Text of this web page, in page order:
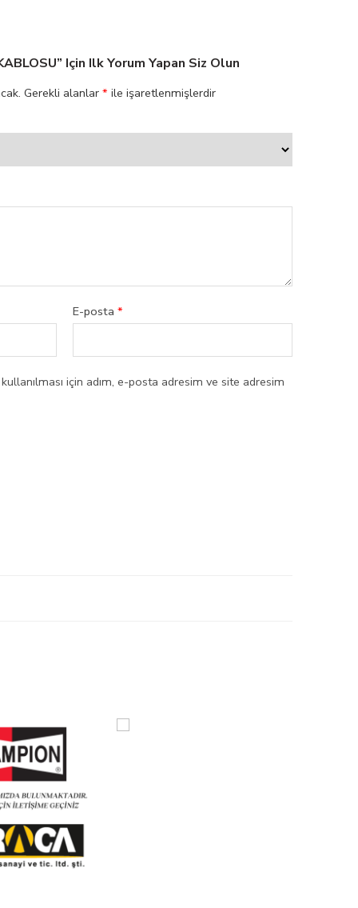
Için Ilk Yorum Yapan Siz Olun
Gerekli alanlar * ile işaretlenmişlerdir
E-posta *
için adım, e-posta adresim ve site adresim